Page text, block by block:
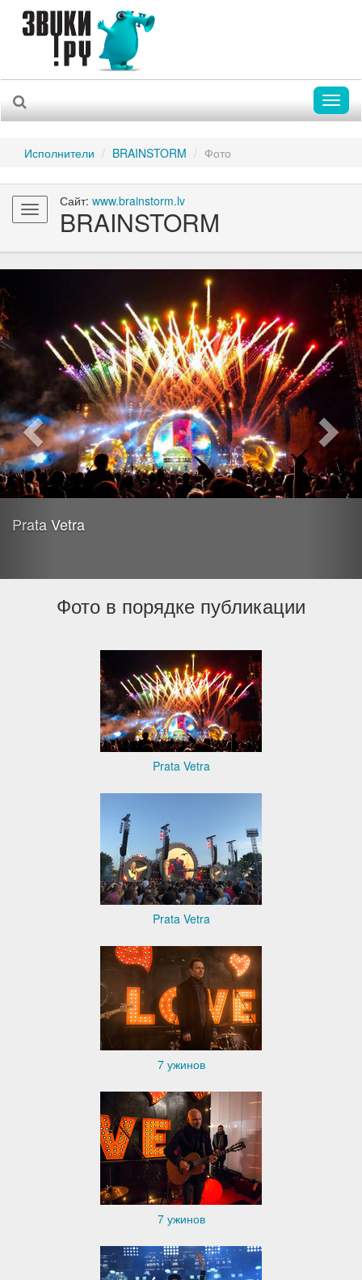
Исполнители BRAINSTORM Фото
Toggle
navigation
Сайт: www.brainstorm.lv
BRAINSTORM
Prata Vetra
Фото в порядке публикации
Prata Vetra
Prata Vetra
7 ужинов
7 ужинов